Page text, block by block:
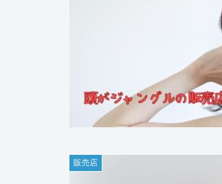
販売店